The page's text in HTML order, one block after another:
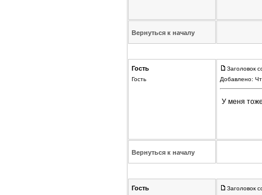
Вернуться к началу
Гость
Гость
Заголовок
Добавлено:
У меня
Вернуться к началу
Гость
Заголовок